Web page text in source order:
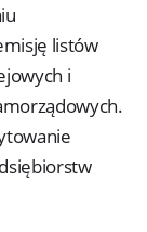
listów
i